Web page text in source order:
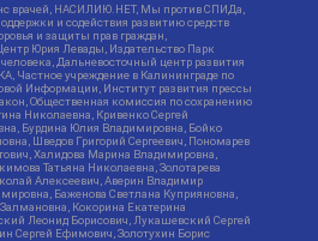
врачей, НАСИЛИЮ.НЕТ, Мы против СПИДа,
и содействия развитию средств
и защиты прав граждан,
Юрия Левады, Издательство Парк
Дальневосточный центр развития
Частное учреждение в Калининграде по
Информации, Институт развития прессы
Общественная комиссия по сохранению
Николаевна, Кривенко Сергей
Бурдина Юлия Владимировна, Бойко
Шведов Григорий Сергеевич, Пономарев
Халидова Марина Владимировна,
Татьяна Николаевна, Золотарева
Алексеевич, Аверин Владимир
Баженова Светлана Куприяновна,
Кокорина Екатерина
Леонид Борисович, Лукашевский Сергей
Сергей Ефимович, Золотухин Борис